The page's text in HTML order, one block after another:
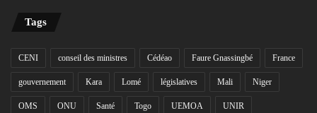
Tags
CENI conseil des ministres Cédéao Faure Gnassingbé France
gouvernement Kara Lomé législatives Mali Niger
OMS ONU Santé Togo UEMOA UNIR